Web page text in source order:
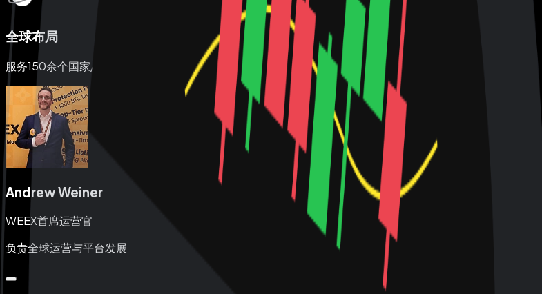
全球布局
服务150余个国家/地区，累计用户达620万
Andrew Weiner
WEEX首席运营官
负责全球运营与平台发展